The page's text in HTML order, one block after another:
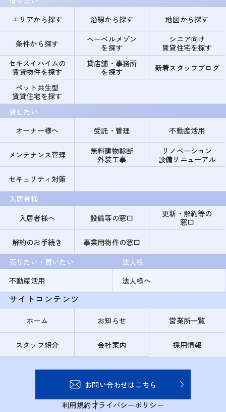
エリアから探す
沿線から探す 地図から探す
条件から探す
ヘーベルメゾン
を探す
シニア向け
賃貸住宅を探す
セキスイハイムの
賃貸物件を探す
貸店舗・事務所
を探す
新着スタッフブログ
ペット共生型
賃貸住宅を探す
貸したい
オーナー様へ
受託・管理 不動産活用
メンテナンス管理
無料建物診断
外装工事
リノベーション
設備リニューアル
セキュリティ対策
入居者様
入居者様へ
設備等の窓口
更新・解約等の
窓口
解約のお手続き
事業用物件の窓口
売りたい・買いたい
不動産活用
法人様
法人様へ
サイトコンテンツ
ホーム お知らせ 営業所一覧
スタッフ紹介 会社案内 採用情報
お問い合わせはこちら
利用規約プライバシーポリシー